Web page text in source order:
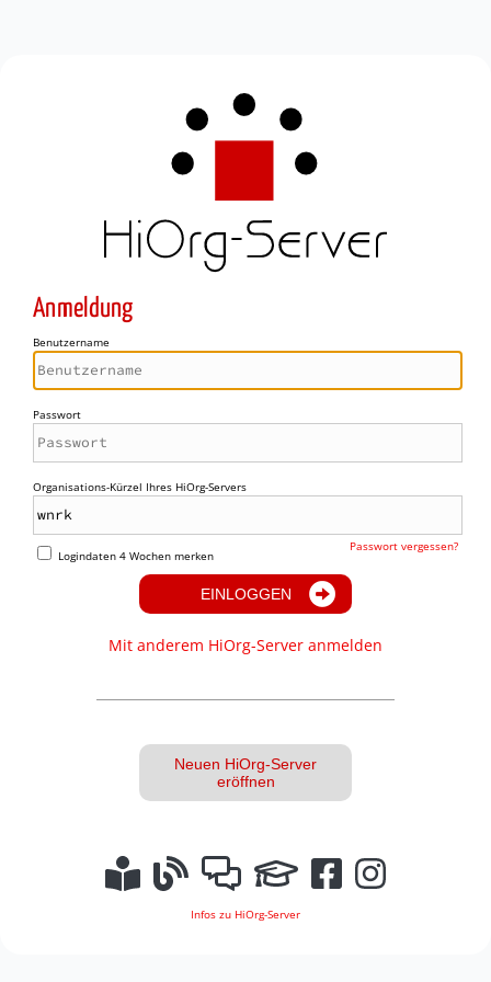
Anmeldung
Benutzername
Passwort
Organisations-Kürzel Ihres HiOrg-Servers
Logindaten 4 Wochen merken
Passwort vergessen?
EINLOGGEN
Mit anderem HiOrg-Server anmelden
Neuen HiOrg-Server
eröffnen
Infos zu HiOrg-Server